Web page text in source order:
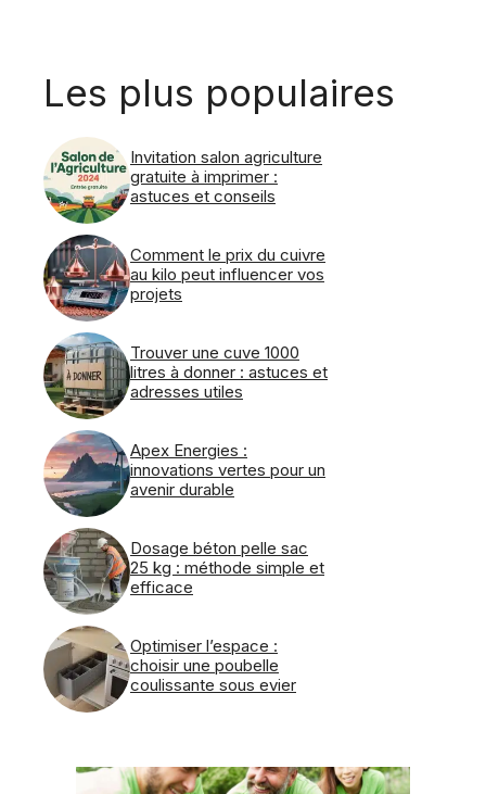
Les plus populaires
Invitation salon agriculture
gratuite à imprimer :
astuces et conseils
Comment le prix du cuivre
au kilo peut influencer vos
projets
Trouver une cuve 1000
litres à donner : astuces et
adresses utiles
Apex Energies :
innovations vertes pour un
avenir durable
Dosage béton pelle sac
25 kg : méthode simple et
efficace
Optimiser l’espace :
choisir une poubelle
coulissante sous evier